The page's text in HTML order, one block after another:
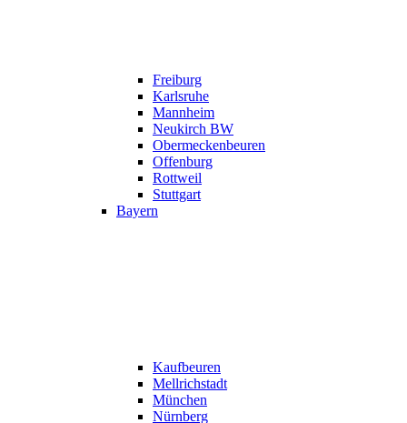
Freiburg
Karlsruhe
Mannheim
Neukirch BW
Obermeckenbeuren
Offenburg
Rottweil
Stuttgart
Bayern
Kaufbeuren
Mellrichstadt
München
Nürnberg